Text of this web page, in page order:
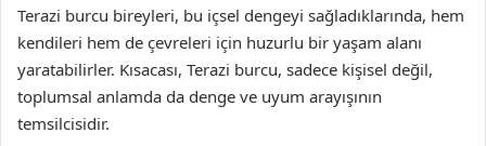
Terazi burcu bireyleri, bu içsel dengeyi sağladıklarında, hem
kendileri hem de çevreleri için huzurlu bir yaşam alanı
yaratabilirler. Kısacası, Terazi burcu, sadece kişisel değil,
toplumsal anlamda da denge ve uyum arayışının
temsilcisidir.